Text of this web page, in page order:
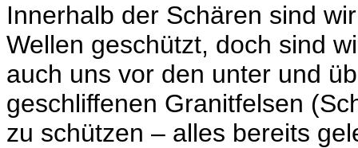
Innerhalb der Schären sind
Wellen geschützt, doch sind
auch uns vor den unter und
geschliffenen Granitfelsen
zu schützen – alles bereits